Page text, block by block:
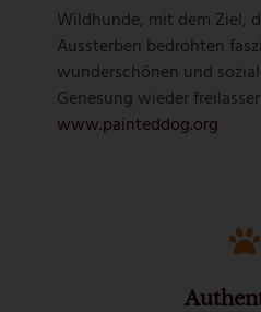
Wildhunde, mit dem Ziel,
Aussterben bedrohten
wunderschönen und
Genesung wieder
www.painteddog.org